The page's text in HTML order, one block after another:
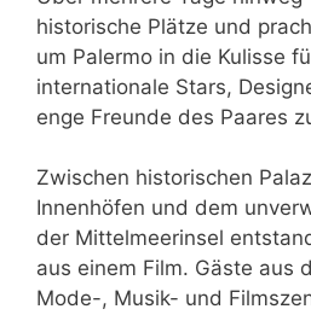
historische Plätze und
um Palermo in die Kulisse
internationale Stars,
enge Freunde des Paares
Zwischen historischen
Innenhöfen und dem
der Mittelmeerinsel
aus einem Film. Gäste aus
Mode-, Musik- und